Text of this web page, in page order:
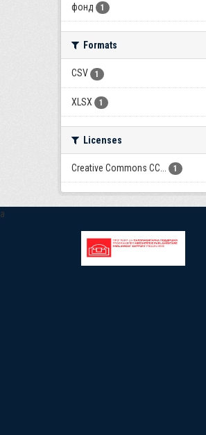
фонд 1
Formats
CSV 1
XLSX 1
Licenses
Creative Commons CC... 1
a